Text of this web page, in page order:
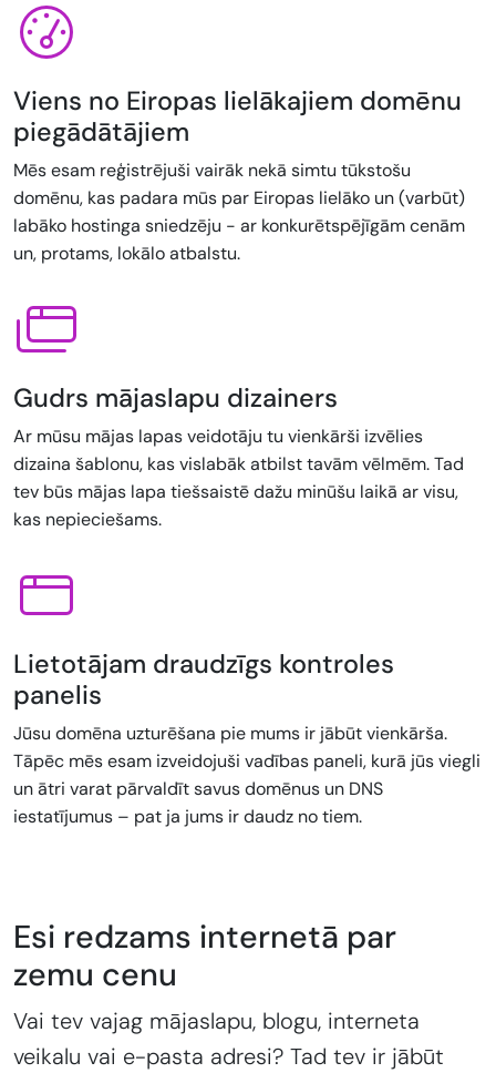
Viens no Eiropas lielākajiem domēnu
piegādātājiem
Mēs esam reģistrējuši vairāk nekā simtu tūkstošu
domēnu, kas padara mūs par Eiropas lielāko un (varbūt)
labāko hostinga sniedzēju - ar konkurētspējīgām cenām
un, protams, lokālo atbalstu.
Gudrs mājaslapu dizainers
Ar mūsu mājas lapas veidotāju tu vienkārši izvēlies
dizaina šablonu, kas vislabāk atbilst tavām vēlmēm. Tad
tev būs mājas lapa tiešsaistē dažu minūšu laikā ar visu,
kas nepieciešams.
Lietotājam draudzīgs kontroles
panelis
Jūsu domēna uzturēšana pie mums ir jābūt vienkārša.
Tāpēc mēs esam izveidojuši vadības paneli, kurā jūs viegli
un ātri varat pārvaldīt savus domēnus un DNS
iestatījumus – pat ja jums ir daudz no tiem.
Esi redzams internetā par
zemu cenu
Vai tev vajag mājaslapu, blogu, interneta
veikalu vai e-pasta adresi? Tad tev ir jābūt